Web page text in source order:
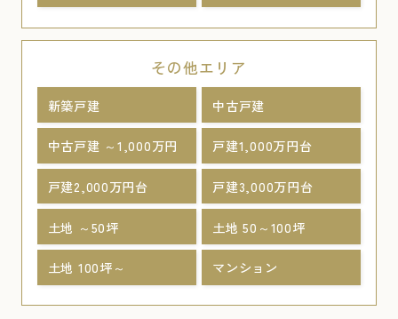
その他エリア
新築戸建 中古戸建
中古戸建 ～1,000万円 戸建1,000万円台
戸建2,000万円台 戸建3,000万円台
土地 ～50坪 土地 50～100坪
土地 100坪～ マンション